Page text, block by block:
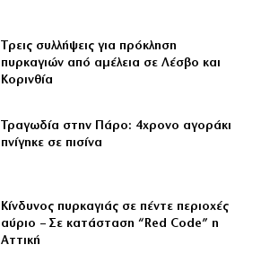
Tρεις συλλήψεις για πρόκληση
πυρκαγιών από αμέλεια σε Λέσβο και
Κορινθία
Τραγωδία στην Πάρο: 4χρονο αγοράκι
πνίγηκε σε πισίνα
Κίνδυνος πυρκαγιάς σε πέντε περιοχές
αύριο – Σε κατάσταση “Red Code” η
Αττική